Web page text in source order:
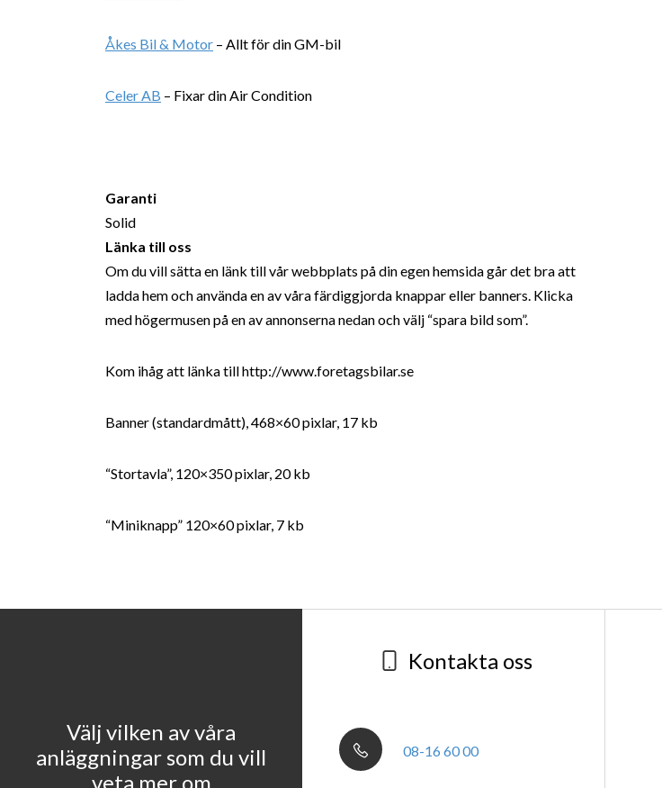
Åkes Bil & Motor – Allt för din GM-bil
Celer AB – Fixar din Air Condition
Garanti
Solid
Länka till oss
Om du vill sätta en länk till vår webbplats på din egen hemsida går det bra att
ladda hem och använda en av våra färdiggjorda knappar eller banners. Klicka
med högermusen på en av annonserna nedan och välj “spara bild som”.
Kom ihåg att länka till http://www.foretagsbilar.se
Banner (standardmått), 468×60 pixlar, 17 kb
“Stortavla”, 120×350 pixlar, 20 kb
“Miniknapp” 120×60 pixlar, 7 kb
Välj vilken av våra
anläggningar som du vill
veta mer om
Kontakta oss
Kontakta oss
08-16 60 00